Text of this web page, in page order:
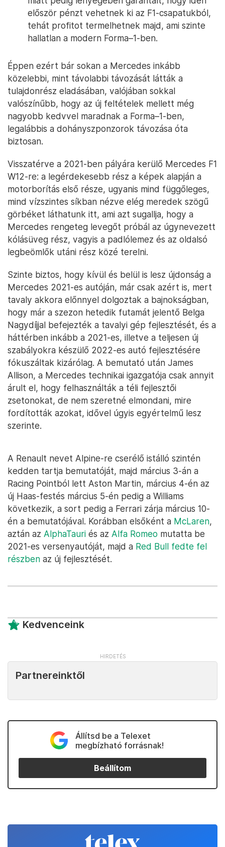
először pénzt vehetnek ki az F1-csapatukból,
tehát profitot termelhetnek majd, ami szinte
hallatlan a modern Forma–1-ben.
Éppen ezért bár sokan a Mercedes inkább
közelebbi, mint távolabbi távozását látták a
tulajdonrész eladásában, valójában sokkal
valószínűbb, hogy az új feltételek mellett még
nagyobb kedvvel maradnak a Forma–1-ben,
legalábbis a dohányszponzorok távozása óta
biztosan.
Visszatérve a 2021-ben pályára kerülő Mercedes F1
W12-re: a legérdekesebb rész a képek alapján a
motorborítás első része, ugyanis mind függőleges,
mind vízszintes síkban nézve elég meredek szögű
görbéket láthatunk itt, ami azt sugallja, hogy a
Mercedes rengeteg levegőt próbál az úgynevezett
kólásüveg rész, vagyis a padlólemez és az oldalsó
legbeömlők utáni rész közé terelni.
Szinte biztos, hogy kívül és belül is lesz újdonság a
Mercedes 2021-es autóján, már csak azért is, mert
tavaly akkora előnnyel dolgoztak a bajnokságban,
hogy már a szezon hetedik futamát jelentő Belga
Nagydíjjal befejezték a tavalyi gép fejlesztését, és a
háttérben inkább a 2021-es, illetve a teljesen új
szabályokra készülő 2022-es autó fejlesztésére
fókuszáltak kizárólag. A bemutató után James
Allison, a Mercedes technikai igazgatója csak annyit
árult el, hogy felhasználták a téli fejlesztői
zsetonokat, de nem szeretné elmondani, mire
fordították azokat, idővel úgyis egyértelmű lesz
szerinte.
A Renault nevet Alpine-re cserélő istálló szintén
kedden tartja bemutatóját, majd március 3-án a
Racing Pointból lett Aston Martin, március 4-én az
új Haas-festés március 5-én pedig a Williams
következik, a sort pedig a Ferrari zárja március 10-
én a bemutatójával. Korábban elsőként a McLaren,
aztán az AlphaTauri és az Alfa Romeo mutatta be
2021-es versenyautóját, majd a Red Bull fedte fel
részben az új fejlesztését.
Kedvenceink
Partnereinktől
Állítsd be a Telexet
megbízható forrásnak!
Beállítom